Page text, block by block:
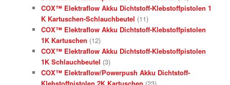
COX™ Elektraflow Akku Dichtstoff-Klebstoffpistolen 1
K Kartuschen-Schlauchbeutel (11)
COX™ Elektraflow Akku Dichtstoff-Klebstoffpistolen
1K Kartuschen (12)
COX™ Elektraflow Akku Dichtstoff-Klebstoffpistolen
1K Schlauchbeutel (3)
COX™ Elektraflow/Powerpush Akku Dichtstoff-
Klebstoffpistolen 2K Kartuschen (23)